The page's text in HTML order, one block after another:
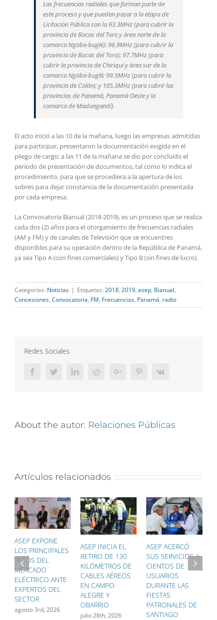
Las frecuencias radiales que forman parte de
este proceso y que pueden pasar a la etapa de
Licitación Pública son la 93.3MHz (para cubrir la
provincia de Bocas del Toro y área norte de la
comarca Ngöbe-buglé); 96.9MHz (para cubrir la
provincia de Bocas del Toro); 97.7MHz (para
cubrir la provincia de Chiriquí y área sur de la
comarca Ngöbe-buglé; 99.5MHz (para cubrir la
provincia de Colón); y 105.3MHz (para cubrir las
provincias de Panamá, Panamá Oeste y la
comarca de Madungandí).
El acto inició a las 10 de la mañana, luego las empresas admitidas
para participar, presentaron la documentación exigida en el
pliego de cargo; a las 11 de la mañana se dio por concluido el
periodo de presentación de documentos, tal como lo indica el
procedimiento, para que se procediera a la apertura de los
sobres para dejar constancia de la documentación presentada
por cada empresa.
La Convocatoria Bianual (2018-2019), es un proceso que se realiza
cada dos (2) años para el otorgamiento de frecuencias radiales
(AM y FM) y de canales de Televisión que se encuentres
disponibles para su operación dentro de la República de Panamá,
ya sea Tipo A (con fines comerciales) y Tipo B (sin fines de lucro).
Categorías: Noticias | Etiquetas: 2018, 2019, asep, Bianual,
Concesiones, Convocatoria, FM, Frecuencias, Panamá, radio
Redes Sociales
FacebookTwitterLinkedInRedditGoogle+ PinterestVk
About the autor: Relaciones Públicas
Artículos relacionados
ASEP EXPONE
LOS PRINCIPALES
RETOS DEL
MERCADO
ELÉCTRICO ANTE
EXPERTOS DEL
SECTOR
agosto 3rd, 2026
ASEP INICIA EL
RETIRO DE 130
KILÓMETROS DE
CABLES AÉREOS
EN CAMPO
ALEGRE Y
OBARRIO
julio 28th, 2026
ASEP ACERCÓ
SUS SERVICIOS A
CIENTOS DE
USUARIOS
DURANTE LAS
FIESTAS
PATRONALES DE
SANTIAGO